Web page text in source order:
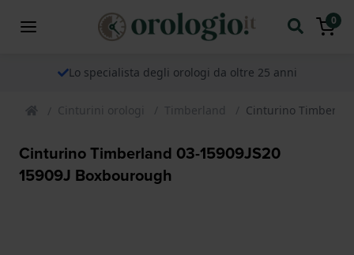
0
Lo specialista degli orologi da oltre 25 anni
Cinturini orologi Timberland Cinturino
Cinturino Timberland 03-15909JS20
15909J Boxbourough